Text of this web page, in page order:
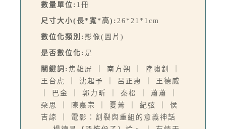
數量單位: 1冊
尺寸大小(長*寬*高): 26*21*1cm
數位化類別: 影像(圖片)
是否數位化: 是
關鍵詞: 焦雄屏 ｜ 南方朔 ｜ 陸嘯釗 ｜
王台虎 ｜ 沈起予 ｜ 呂正惠 ｜ 王德威
｜ 巴金 ｜ 郭力昕 ｜ 秦松 ｜ 蕭蕭 ｜
朶思 ｜ 陳嘉宗 ｜ 夏菁 ｜ 紀弦 ｜ 侯
吉諒 ｜ 電影：割裂與重組的意義神話